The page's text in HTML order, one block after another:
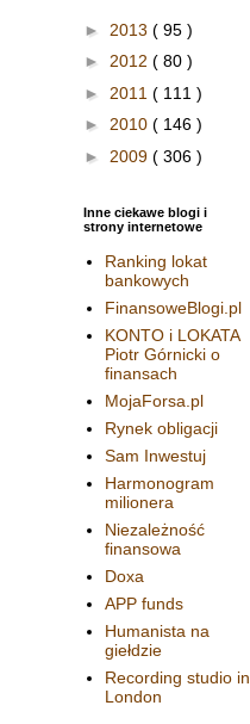
► 2013 ( 95 )
► 2012 ( 80 )
► 2011 ( 111 )
► 2010 ( 146 )
► 2009 ( 306 )
Inne ciekawe blogi i
strony internetowe
Ranking lokat
bankowych
FinansoweBlogi.pl
KONTO i LOKATA
Piotr Górnicki o
finansach
MojaForsa.pl
Rynek obligacji
Sam Inwestuj
Harmonogram
milionera
Niezależność
finansowa
Doxa
APP funds
Humanista na
giełdzie
Recording studio in
London